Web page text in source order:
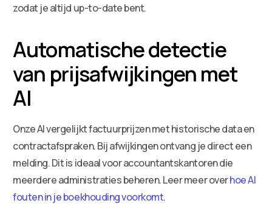
zodat je altijd up-to-date bent.
Automatische detectie
van prijsafwijkingen met
AI
Onze AI vergelijkt factuurprijzen met historische data en
contractafspraken. Bij afwijkingen ontvang je direct een
melding. Dit is ideaal voor accountantskantoren die
meerdere administraties beheren. Leer meer overhoe AI
fouten in je boekhouding voorkomt.